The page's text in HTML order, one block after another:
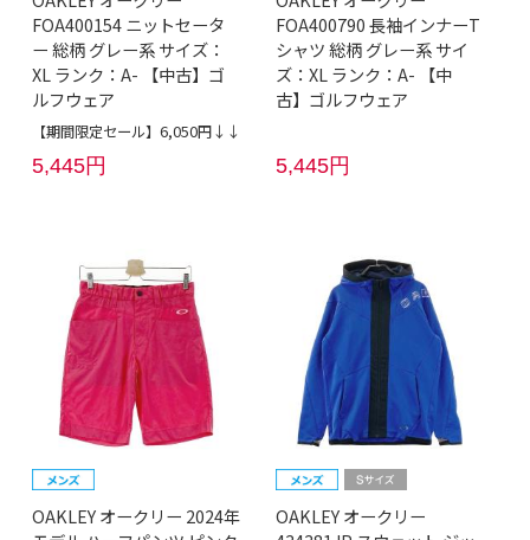
FOA400154 ニットセータ
ー 総柄 グレー系 サイズ：
XL ランク：A- 【中古】ゴ
ルフウェア
【期間限定セール】6,050円↓↓
5,445円
FOA400790 長袖インナーT
シャツ 総柄 グレー系 サイ
ズ：XL ランク：A- 【中
古】ゴルフウェア
5,445円
OAKLEY オークリー 2024年
OAKLEY オークリー